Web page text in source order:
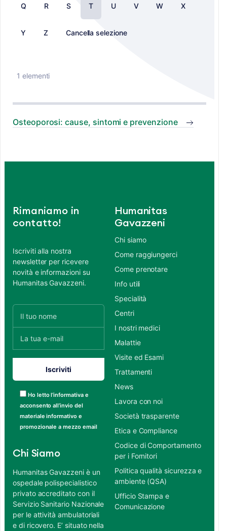
Q R S T U V W X
Y Z Cancella selezione
1 elementi
Osteoporosi: cause, sintomi e prevenzione
Rimaniamo in
contatto!
Iscriviti alla nostra
newsletter per ricevere
novità e informazioni su
Humanitas Gavazzeni.
Ho letto l’informativa e
acconsento all’invio del
materiale informativo e
promozionale a mezzo email
Chi Siamo
Humanitas Gavazzeni è un
ospedale polispecialistico
privato accreditato con il
Servizio Sanitario Nazionale
per le attività ambulatoriali
e di ricovero. E’ situato nella
Humanitas
Gavazzeni
Chi siamo
Come raggiungerci
Come prenotare
Info utili
Specialità
Centri
I nostri medici
Malattie
Visite ed Esami
Trattamenti
News
Lavora con noi
Società trasparente
Etica e Compliance
Codice di Comportamento
per i Fornitori
Politica qualità sicurezza e
ambiente (QSA)
Ufficio Stampa e
Comunicazione